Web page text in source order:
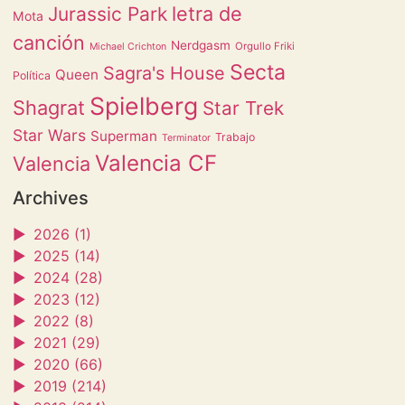
Mota Jurassic Park letra de
canción
Michael Crichton Nerdgasm Orgullo Friki
Política Queen Sagra's House Secta
Shagrat Spielberg Star Trek
Star Wars Superman Terminator Trabajo
Valencia Valencia CF
Archives
► 2026 (1)
► 2025 (14)
► 2024 (28)
► 2023 (12)
► 2022 (8)
► 2021 (29)
► 2020 (66)
► 2019 (214)